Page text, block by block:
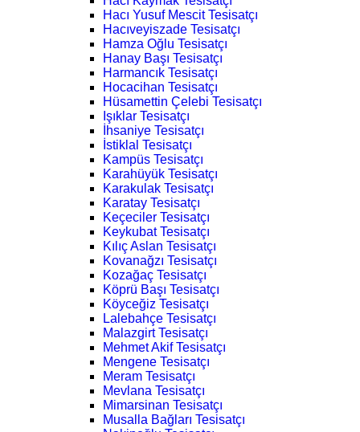
Hacı Yusuf Mescit Tesisatçı
Hacıveyiszade Tesisatçı
Hamza Oğlu Tesisatçı
Hanay Başı Tesisatçı
Harmancık Tesisatçı
Hocacihan Tesisatçı
Hüsamettin Çelebi Tesisatçı
Işıklar Tesisatçı
İhsaniye Tesisatçı
İstiklal Tesisatçı
Kampüs Tesisatçı
Karahüyük Tesisatçı
Karakulak Tesisatçı
Karatay Tesisatçı
Keçeciler Tesisatçı
Keykubat Tesisatçı
Kılıç Aslan Tesisatçı
Kovanağzı Tesisatçı
Kozağaç Tesisatçı
Köprü Başı Tesisatçı
Köyceğiz Tesisatçı
Lalebahçe Tesisatçı
Malazgirt Tesisatçı
Mehmet Akif Tesisatçı
Mengene Tesisatçı
Meram Tesisatçı
Mevlana Tesisatçı
Mimarsinan Tesisatçı
Musalla Bağları Tesisatçı